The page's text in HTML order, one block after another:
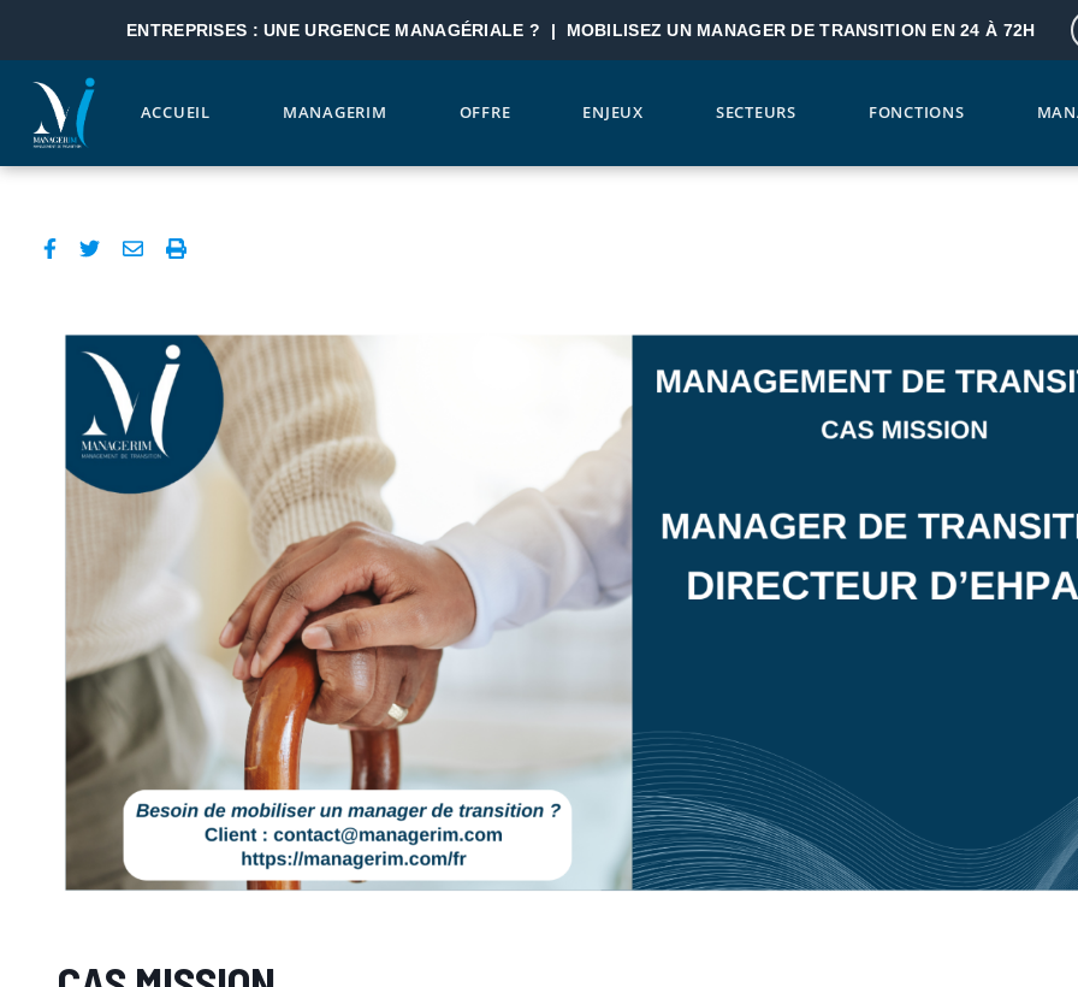
ENTREPRISES : UNE URGENCE MANAGÉRIALE ? | MOBILISEZ UN MANAGER DE TRANSITION EN 24 À 72H
Aller au contenu principal
ACCUEIL MANAGERIM OFFRE ENJEUX SECTEURS FONCTIONS